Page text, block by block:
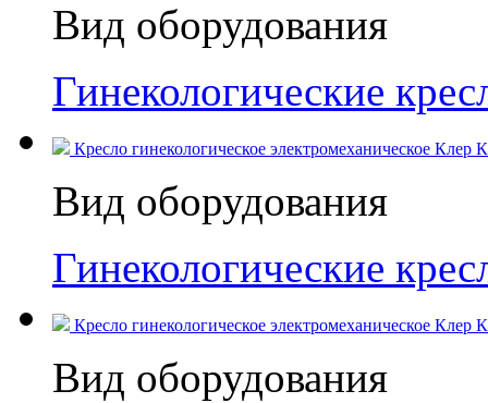
Вид оборудования
Гинекологические
Кресло гинекологическое электромеханическое
Вид оборудования
Гинекологические
Кресло гинекологическое электромеханическое
Вид оборудования